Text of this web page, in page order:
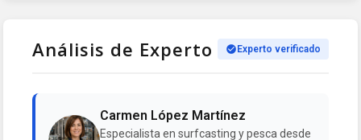
Análisis de Experto Experto verificado
Carmen López Martínez
Especialista en surfcasting y pesca desde